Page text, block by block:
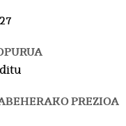
PREZIOA